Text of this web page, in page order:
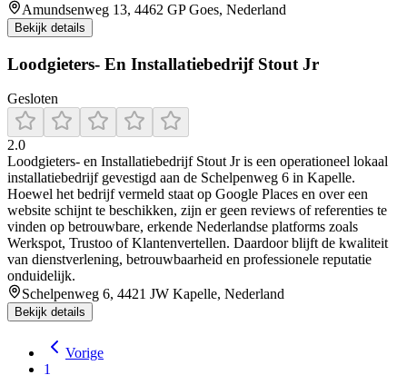
Amundsenweg 13, 4462 GP Goes, Nederland
Bekijk details
Loodgieters- En Installatiebedrijf Stout Jr
Gesloten
2.0
Loodgieters- en Installatiebedrijf Stout Jr is een operationeel lokaal
installatiebedrijf gevestigd aan de Schelpenweg 6 in Kapelle.
Hoewel het bedrijf vermeld staat op Google Places en over een
website schijnt te beschikken, zijn er geen reviews of referenties te
vinden op betrouwbare, erkende Nederlandse platforms zoals
Werkspot, Trustoo of Klantenvertellen. Daardoor blijft de kwaliteit
van dienstverlening, betrouwbaarheid en professionele reputatie
onduidelijk.
Schelpenweg 6, 4421 JW Kapelle, Nederland
Bekijk details
Vorige
1